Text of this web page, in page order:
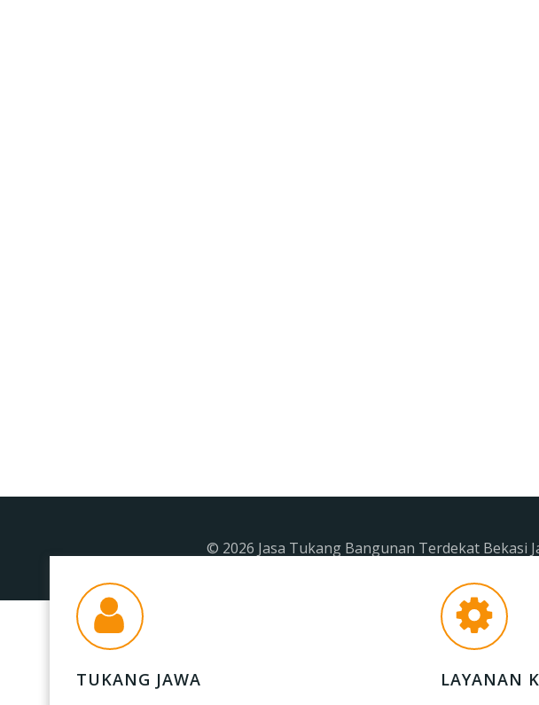
© 2026 Jasa Tukang Bangunan Terdekat Bekasi
TUKANG JAWA LAYANAN